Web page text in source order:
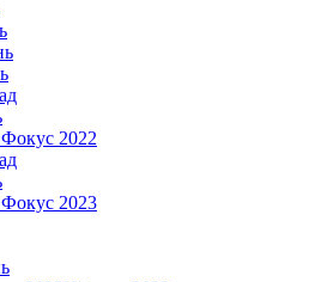
2022
2023